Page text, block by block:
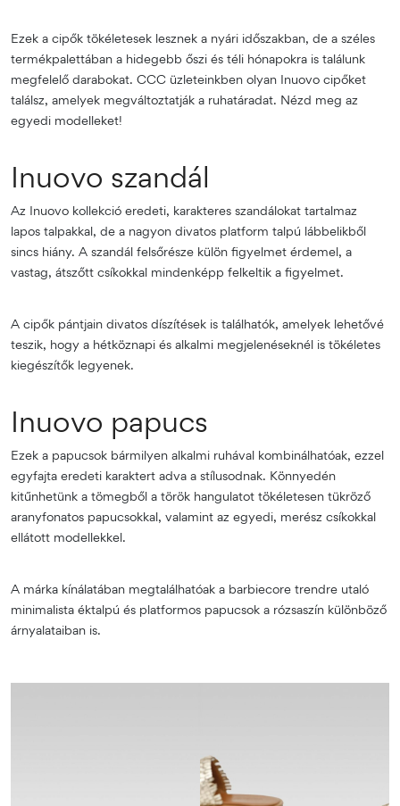
Ezek a cipők tökéletesek lesznek a nyári időszakban, de a széles
termékpalettában a hidegebb őszi és téli hónapokra is találunk
megfelelő darabokat. CCC üzleteinkben olyan Inuovo cipőket
találsz, amelyek megváltoztatják a ruhatáradat. Nézd meg az
egyedi modelleket!
Inuovo szandál
Az Inuovo kollekció eredeti, karakteres szandálokat tartalmaz
lapos talpakkal, de a nagyon divatos platform talpú lábbelikből
sincs hiány. A szandál felsőrésze külön figyelmet érdemel, a
vastag, átszőtt csíkokkal mindenképp felkeltik a figyelmet.
A cipők pántjain divatos díszítések is találhatók, amelyek lehetővé
teszik, hogy a hétköznapi és alkalmi megjelenéseknél is tökéletes
kiegészítők legyenek.
Inuovo papucs
Ezek a papucsok bármilyen alkalmi ruhával kombinálhatóak, ezzel
egyfajta eredeti karaktert adva a stílusodnak. Könnyedén
kitűnhetünk a tömegből a török ​​hangulatot tökéletesen tükröző
aranyfonatos papucsokkal, valamint az egyedi, merész csíkokkal
ellátott modellekkel.
A márka kínálatában megtalálhatóak a barbiecore trendre utaló
minimalista éktalpú és platformos papucsok a rózsaszín különböző
árnyalataiban is.